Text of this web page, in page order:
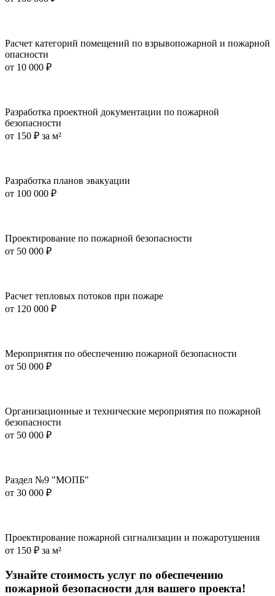
Расчет категорий помещений по взрывопожарной и пожарной
опасности
от 10 000 ₽
Разработка проектной документации по пожарной
безопасности
от 150 ₽ за м²
Разработка планов эвакуации
от 100 000 ₽
Проектирование по пожарной безопасности
от 50 000 ₽
Расчет тепловых потоков при пожаре
от 120 000 ₽
Мероприятия по обеспечению пожарной безопасности
от 50 000 ₽
Организационные и технические мероприятия по пожарной
безопасности
от 50 000 ₽
Раздел №9 "МОПБ"
от 30 000 ₽
Проектирование пожарной сигнализации и пожаротушения
от 150 ₽ за м²
Узнайте стоимость услуг по обеспечению
пожарной безопасности для вашего проекта!